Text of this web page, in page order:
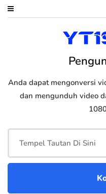
Anda dapat mengonversi
dan mengunduh video